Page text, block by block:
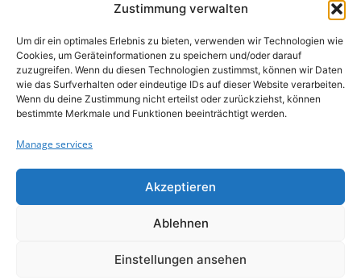
Zustimmung verwalten
Um dir ein optimales Erlebnis zu bieten, verwenden wir Technologien wie
Cookies, um Geräteinformationen zu speichern und/oder darauf
zuzugreifen. Wenn du diesen Technologien zustimmst, können wir Daten
wie das Surfverhalten oder eindeutige IDs auf dieser Website verarbeiten.
Wenn du deine Zustimmung nicht erteilst oder zurückziehst, können
bestimmte Merkmale und Funktionen beeinträchtigt werden.
Manage services
Akzeptieren
Ablehnen
Einstellungen ansehen
+49 (0)30 8471 0869-0
production@niyu.de
Follow Us
IMPRINT
PRIVACY POLICY
© 2026 NIYU Event Production. All Rights Reserved.